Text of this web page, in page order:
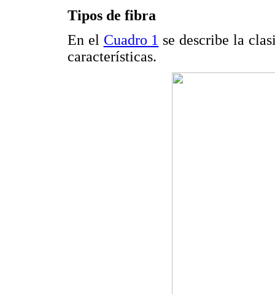
Tipos de fibra
En el Cuadro 1 se describe la
características.